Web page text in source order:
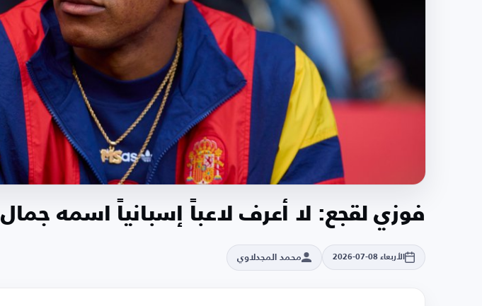
فوزي لقجع: لا أعرف لاعباً إسبانياً اسمه جمال
الأربعاء 08-07-2026 محمد المجدلاوي